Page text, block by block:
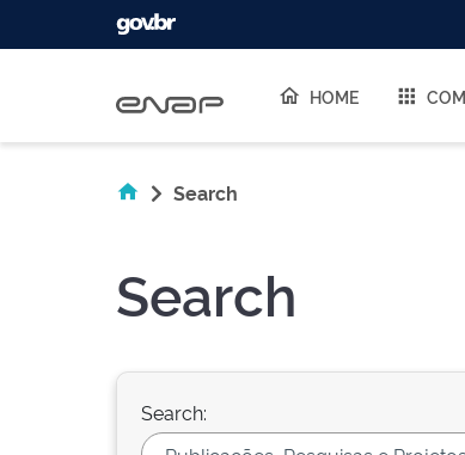
HOME
Search
Search
Search: